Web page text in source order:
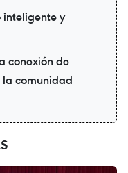
inteligente y
conexión de
comunidad